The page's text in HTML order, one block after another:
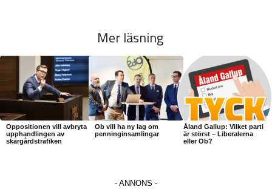
Mer läsning
Oppositionen vill avbryta
upphandlingen av
skärgårdstrafiken
Ob vill ha ny lag om
penninginsamlingar
Åland Gallup: Vilket parti
är störst – Liberalerna
eller Ob?